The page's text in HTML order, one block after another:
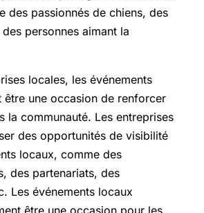
des passionnés de chiens, des
des personnes aimant la
locales, les événements
être une occasion de renforcer
la communauté. Les entreprises
des opportunités de visibilité
locaux, comme des
des partenariats, des
Les événements locaux
être une occasion pour les